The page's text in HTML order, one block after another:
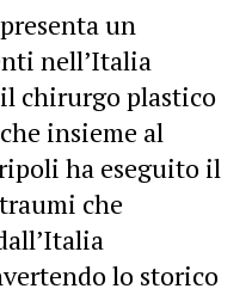
un
nell’Italia
chirurgo plastico
insieme al
ha eseguito il
che
lo storico